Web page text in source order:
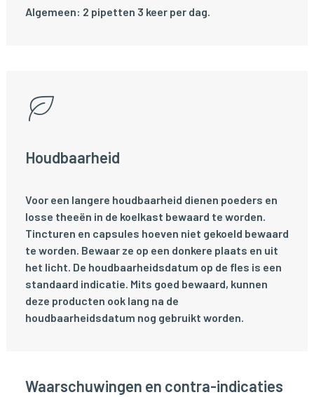
Algemeen: 2 pipetten 3 keer per dag.
Houdbaarheid
Voor een langere houdbaarheid dienen poeders en
losse theeën in de koelkast bewaard te worden.
Tincturen en capsules hoeven niet gekoeld bewaard
te worden. Bewaar ze op een donkere plaats en uit
het licht. De houdbaarheidsdatum op de fles is een
standaard indicatie. Mits goed bewaard, kunnen
deze producten ook lang na de
houdbaarheidsdatum nog gebruikt worden.
Waarschuwingen en contra-indicaties